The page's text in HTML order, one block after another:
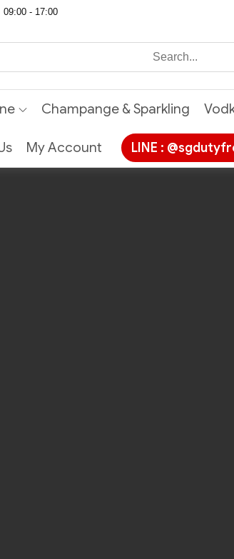
09:00 - 17:00
Champange & Sparkling
My Account LINE :